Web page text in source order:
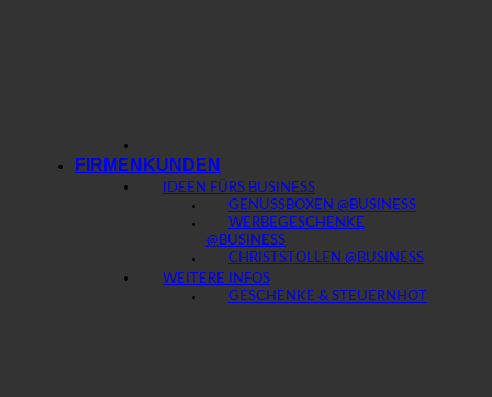
FIRMENKUNDEN
IDEEN FÜRS BUSINESS
GENUSSBOXEN @BUSINESS
WERBEGESCHENKE
@BUSINESS
CHRISTSTOLLEN @BUSINESS
WEITERE INFOS
GESCHENKE & STEUERN